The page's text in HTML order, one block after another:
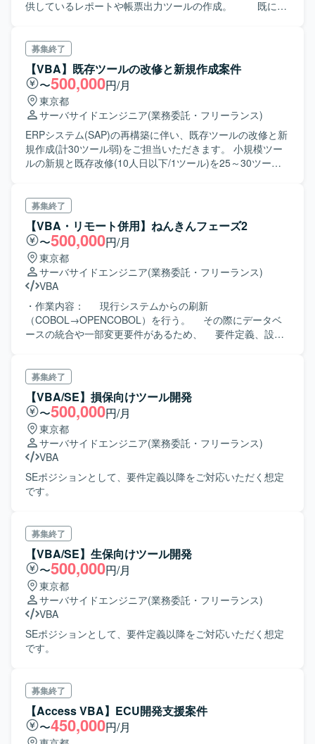
供しているレポートや帳票出力ツールの作成。 既に開
Excel/VBA（一部Access/VBAあり）で作成しますので、
主に詳細設計～製造をメインに担当頂ける方を募集致しま
す。 多少経験少なくてもVBA製造に長けて、コミュニケ
ーション良好な方であれば、 是非ご提案下さいませ。
募集終了
【VBA】既存ツールの改修と新規作成案件
〜500,000円/月
東京都
サーバサイドエンジニア(業務委託・フリーランス)
ERPシステム(SAP)の再構築に伴い、既存ツールの改修と新
規作成(計30ツール弱)をご担当いただきます。 小規模ツー
ルの新規と既存改修(10人日以下/1ツール)を25～30ツール
募集終了
【VBA・リモート併用】ねんきんフェーズ2
〜500,000円/月
東京都
サーバサイドエンジニア(業務委託・フリーランス)
VBA
・作業内容： 現行システムからの刷新
（COBOL→OPENCOBOL）を行う。 その際にデータベ
ースの統合や一部変更要件があるため、 要件定義、設
募集終了
【VBA/SE】損保向けツール開発
〜500,000円/月
東京都
サーバサイドエンジニア(業務委託・フリーランス)
VBA
SEポジションとして、要件定義以降をご対応いただく想定
です。
募集終了
【VBA/SE】生保向けツール開発
〜500,000円/月
東京都
サーバサイドエンジニア(業務委託・フリーランス)
VBA
SEポジションとして、要件定義以降をご対応いただく想定
です。
募集終了
【Access VBA】ECU開発支援案件
〜450,000円/月